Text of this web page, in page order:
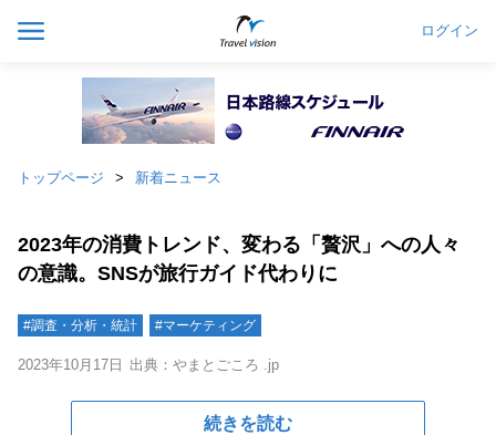
ログイン
トップページ 新着ニュース
2023年の消費トレンド、変わる「贅沢」への人々
の意識。SNSが旅行ガイド代わりに
#調査・分析・統計 #マーケティング
2023年10月17日 出典：やまとごころ .jp
続きを読む